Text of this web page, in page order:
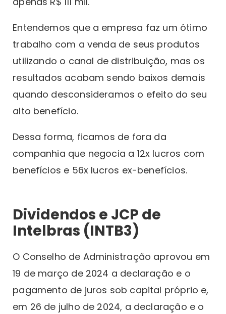
Entendemos que a empresa faz um ótimo
trabalho com a venda de seus produtos
utilizando o canal de distribuição, mas os
resultados acabam sendo baixos demais
quando desconsideramos o efeito do seu
alto benefício.
Dessa forma, ficamos de fora da
companhia que negocia a 12x lucros com
benefícios e 56x lucros ex-benefícios.
Dividendos e JCP de
Intelbras (INTB3)
O Conselho de Administração aprovou em
19 de março de 2024 a declaração e o
pagamento de juros sob capital próprio e,
em 26 de julho de 2024, a declaração e o